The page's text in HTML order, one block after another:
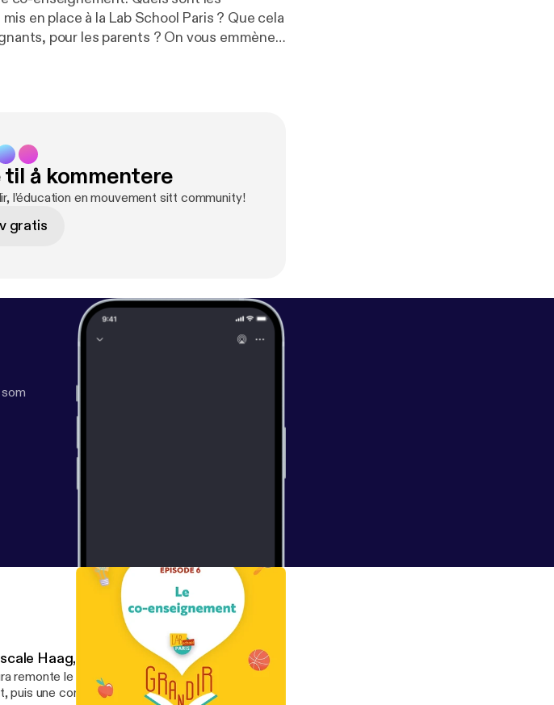
en place à la Lab School Paris ? Que cela
parents ? On vous emmène
å kommentere
l’éducation en mouvement sitt community!
gratis
Haag, fondatrice
remonte le fil avec Pascale : comment l’idée
une communauté vivante — jusqu’à la